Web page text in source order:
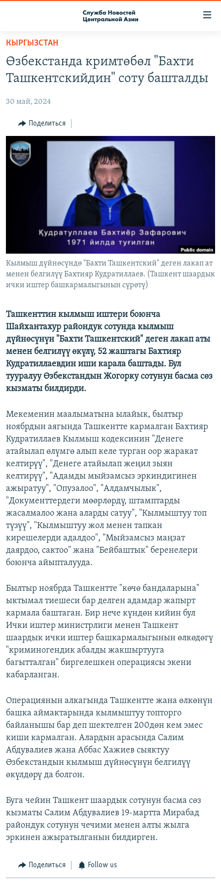
Вернуться
основному
содержанию
навигации
Вернутся
поиску
О ПРОЕКТЕ
RFE/RL ДИРЕКТ
НАСТОЯЩЕЕ ВРЕМЯ
МИГРАНТ МЕДИА
КЫРГЫЗСТАН
Өзбекстанда кримтөбөл "Бахти
Ташкентскийдин" соту башталды
30 май, 2024
Поделиться
Кылмыш дүйнөсүндө "Бахти Ташкентский" деген лакап ат
менен белгилүү Бахтияр Кудратиллаев. (Ташкент шаардык
ички иштер башкармалыгынын сүрөтү)
Ташкенттин кылмыш иштери боюнча
Шайхантахур райондук сотунда кылмыш
дүйнөсүнүн "Бахти Ташкентский" деген лакап аты
менен белгилүү өкүлү, 52 жаштагы Бахтияр
Кудратиллаевдин иши карала баштады. Бул
тууралуу Өзбекстандын Жогорку сотунун басма сөз
кызматы билдирди.
Мекеменин маалыматына ылайык, былтыр
ноябрдын аягында Ташкентте кармалган Бахтияр
Кудратиллаев Кылмыш кодексинин "Денеге
атайылап өлүмгө алып келе турган оор жаракат
келтирүү", "Денеге атайылап жеңил зыян
келтирүү", "Адамды мыйзамсыз эркиндигинен
ажыратуу", "Опузалоо", "Алдамчылык",
"Документтердеги мөөрлөрдү, штамптарды
жасалмалоо жана аларды сатуу", "Кылмыштуу топ
түзүү", "Кылмыштуу жол менен тапкан
кирешелерди адалдоо", "Мыйзамсыз маңзат
даярдоо, сактоо" жана "Бейбаштык" беренелери
боюнча айыпталууда.
Былтыр ноябрда Ташкентте "көчө бандаларына"
ыктымал тиешеси бар делген адамдар жапырт
кармала баштаган. Бир нече күндөн кийин бул
Ички иштер министрлиги менен Ташкент
шаардык ички иштер башкармалыгынын өлкөдөгү
"криминогендик абалды жакшыртууга
багытталган" биргелешкен операциясы экени
кабарланган.
Операциянын алкагында Ташкентте жана өлкөнүн
башка аймактарында кылмыштуу топторго
байланышы бар деп шектелген 200дөн кем эмес
киши кармалган. Алардын арасында Салим
Абдувалиев жана Аббас Хажиев сыяктуу
Өзбекстандын кылмыш дүйнөсүнүн белгилүү
өкүлдөрү да болгон.
Буга чейин Ташкент шаардык сотунун басма сөз
кызматы Салим Абдувалиев 19-мартта Мирабад
райондук сотунун чечими менен алты жылга
эркинен ажыратылганын билдирген.
Поделиться Follow us